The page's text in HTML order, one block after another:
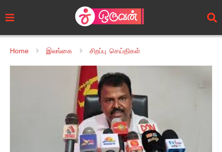
Home இலங்கை சிறப்பு செய்திகள்